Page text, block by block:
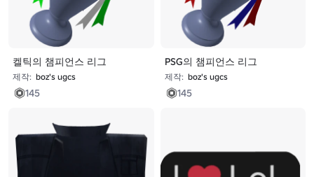
켈틱의 챔피언스 리그
제작: boz's ugcs
145
PSG의 챔피언스 리그
제작: boz's ugcs
145